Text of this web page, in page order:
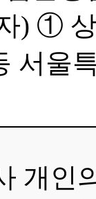
) ①
서울
개인